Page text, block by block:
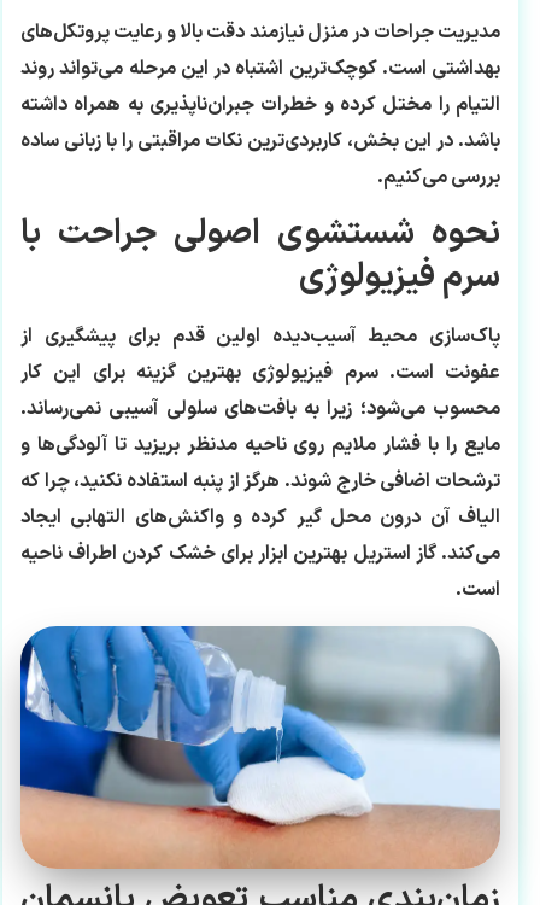
مدیریت جراحات در منزل نیازمند دقت بالا و رعایت پروتکل‌های
بهداشتی است. کوچک‌ترین اشتباه در این مرحله می‌تواند روند
التیام را مختل کرده و خطرات جبران‌ناپذیری به همراه داشته
باشد. در این بخش، کاربردی‌ترین نکات مراقبتی را با زبانی ساده
بررسی می‌کنیم.
نحوه شستشوی اصولی جراحت با
سرم فیزیولوژی
پاک‌سازی محیط آسیب‌دیده اولین قدم برای پیشگیری از
عفونت است. سرم فیزیولوژی بهترین گزینه برای این کار
محسوب می‌شود؛ زیرا به بافت‌های سلولی آسیبی نمی‌رساند.
مایع را با فشار ملایم روی ناحیه مدنظر بریزید تا آلودگی‌ها و
ترشحات اضافی خارج شوند. هرگز از پنبه استفاده نکنید، چرا که
الیاف آن درون محل گیر کرده و واکنش‌های التهابی ایجاد
می‌کند. گاز استریل بهترین ابزار برای خشک کردن اطراف ناحیه
است.